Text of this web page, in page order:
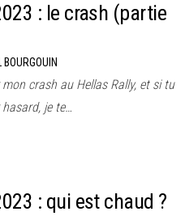
: le crash (partie
crash au Hellas Rally, et si tu
je te…
: qui est chaud ?